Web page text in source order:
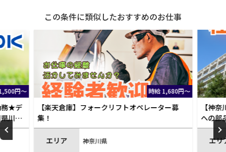
この条件に類似したおすすめのお仕事
円～
ー募
月給 224,000円
～
【神奈川県、川崎市】フォークリフトでの工程
への部品運搬作業/yoko210908
エリア 神奈川県
【オ
リフト
エ